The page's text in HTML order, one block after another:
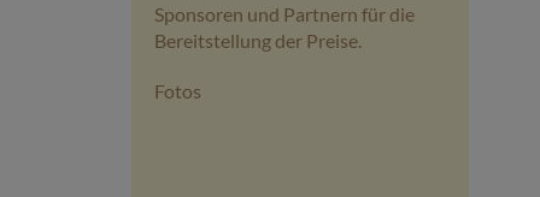
Sponsoren und Partnern für die
Bereitstellung der Preise.
Fotos